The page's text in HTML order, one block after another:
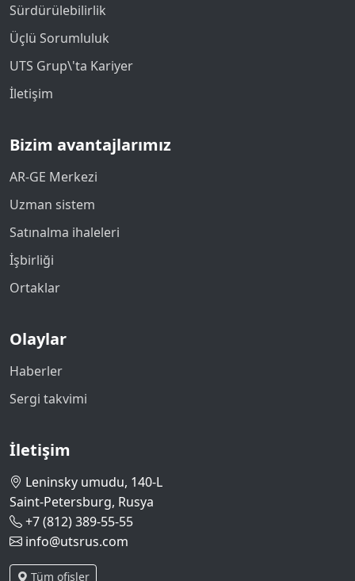
Sürdürülebilirlik
Üçlü Sorumluluk
UTS Grup\'ta Kariyer
İletişim
Bizim avantajlarımız
AR-GE Merkezi
Uzman sistem
Satınalma ihaleleri
İşbirliği
Ortaklar
Olaylar
Haberler
Sergi takvimi
İletişim
Leninsky umudu, 140-L
Saint-Petersburg, Rusya
+7 (812) 389-55-55
info@utsrus.com
Tüm ofisler